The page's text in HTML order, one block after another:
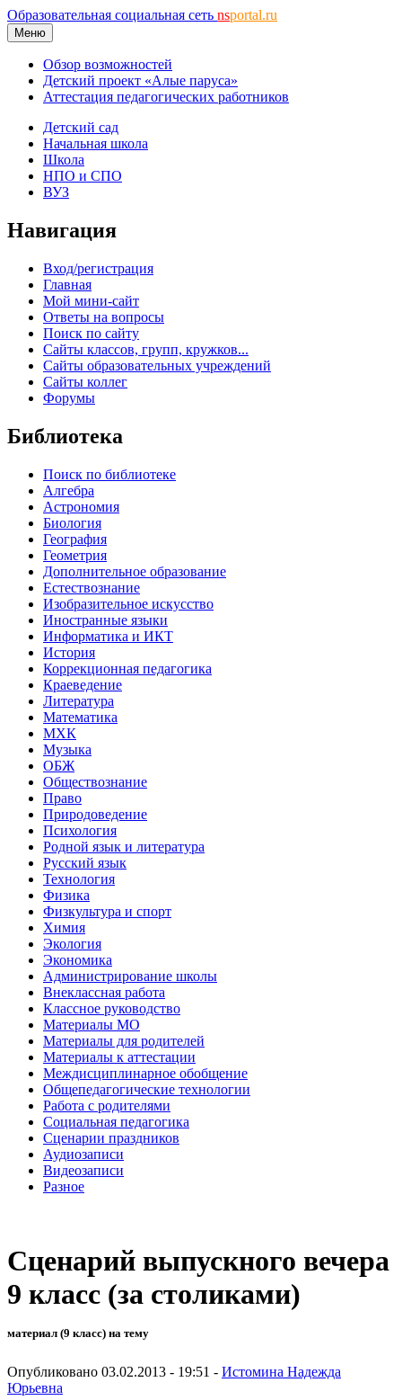
Образовательная социальная сеть nsportal.ru
Меню
Обзор возможностей
Детский проект «Алые паруса»
Аттестация педагогических работников
Детский сад
Начальная школа
Школа
НПО и СПО
ВУЗ
Навигация
Вход/регистрация
Главная
Мой мини-сайт
Ответы на вопросы
Поиск по сайту
Сайты классов, групп, кружков...
Сайты образовательных учреждений
Сайты коллег
Форумы
Библиотека
Поиск по библиотеке
Алгебра
Астрономия
Биология
География
Геометрия
Дополнительное образование
Естествознание
Изобразительное искусство
Иностранные языки
Информатика и ИКТ
История
Коррекционная педагогика
Краеведение
Литература
Математика
МХК
Музыка
ОБЖ
Обществознание
Право
Природоведение
Психология
Родной язык и литература
Русский язык
Технология
Физика
Физкультура и спорт
Химия
Экология
Экономика
Администрирование школы
Внеклассная работа
Классное руководство
Материалы МО
Материалы для родителей
Материалы к аттестации
Междисциплинарное обобщение
Общепедагогические технологии
Работа с родителями
Социальная педагогика
Сценарии праздников
Аудиозаписи
Видеозаписи
Разное
Сценарий выпускного вечера
9 класс (за столиками)
материал (9 класс) на тему
Опубликовано 03.02.2013 - 19:51 - Истомина Надежда
Юрьевна